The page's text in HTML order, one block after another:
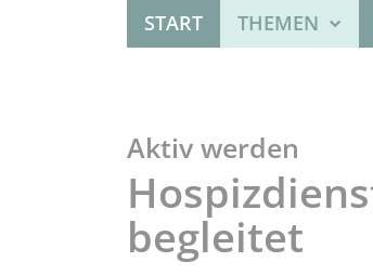
START THEMEN
Aktiv werden
begleitet